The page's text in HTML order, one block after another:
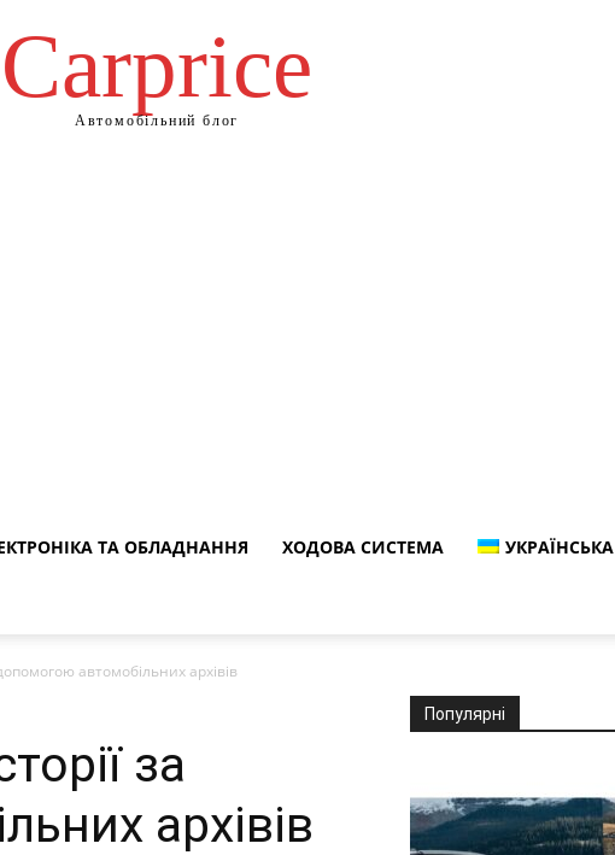
Сarprice
Автомобільний блог
ТА ОБЛАДНАННЯ ХОДОВА СИСТЕМА УКРАЇНСЬКА
автомобільних архівів
за
архівів
Популярні